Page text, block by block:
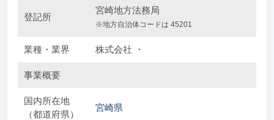
登記所
宮崎地方法務局
※地方自治体コードは 45201
業種・業界 株式会社 ・
事業概要
国内所在地
（都道府県）
宮崎県